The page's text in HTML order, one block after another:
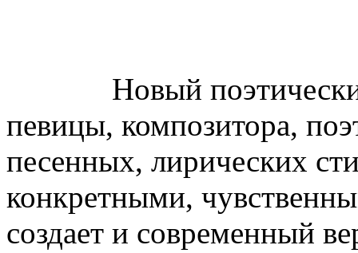
Новый
певицы, композитора,
песенных, лирических
конкретными,
создает и современный